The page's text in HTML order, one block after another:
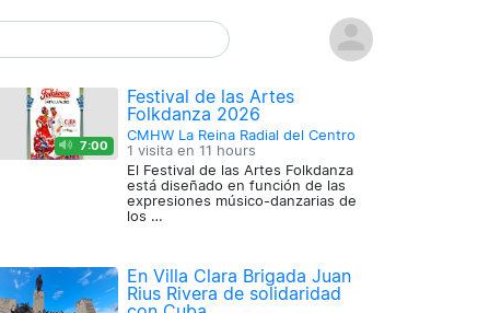
7:00
Festival de las Artes
Folkdanza 2026
CMHW La Reina Radial del Centro
1 visita en 11 hours
El Festival de las Artes Folkdanza
está diseñado en función de las
expresiones músico-danzarias de
los …
En Villa Clara Brigada Juan
Rius Rivera de solidaridad